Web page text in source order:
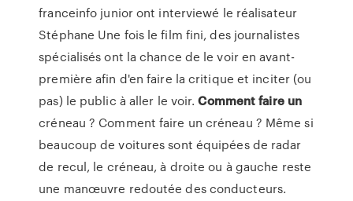
franceinfo junior ont interviewé le réalisateur
Stéphane Une fois le film fini, des journalistes
spécialisés ont la chance de le voir en avant-
première afin d'en faire la critique et inciter (ou
pas) le public à aller le voir.Comment faire un
créneau ? Comment faire un créneau ? Même si
beaucoup de voitures sont équipées de radar
de recul, le créneau, à droite ou à gauche reste
une manœuvre redoutée des conducteurs.